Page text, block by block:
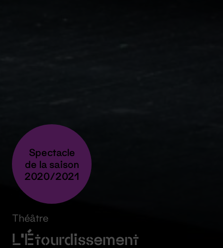
Spectacle
de la saison
2020/2021
Théâtre
L’Étourdissement